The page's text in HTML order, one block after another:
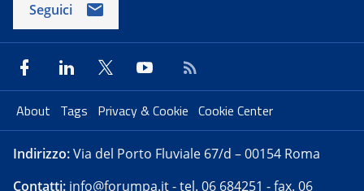
Seguici
About Tags Privacy & Cookie Cookie Center
Indirizzo:Via del Porto Fluviale 67/d – 00154 Roma
Contatti: info@forumpa.it- tel. 06 684251 - fax. 06